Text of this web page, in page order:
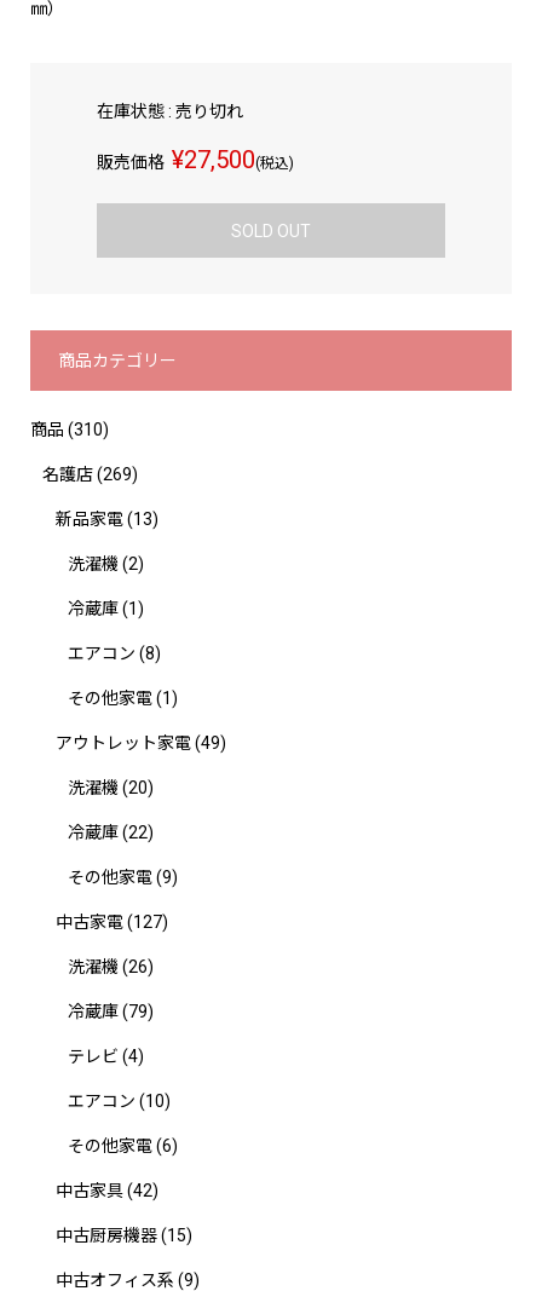
㎜）
在庫状態 : 売り切れ
販売価格 ¥27,500(税込)
SOLD OUT
商品カテゴリー
商品 (310)
名護店(269)
新品家電(13)
洗濯機 (2)
冷蔵庫(1)
エアコン (8)
その他家電(1)
アウトレット家電(49)
洗濯機 (20)
冷蔵庫(22)
その他家電(9)
中古家電(127)
洗濯機 (26)
冷蔵庫(79)
テレビ (4)
エアコン (10)
その他家電(6)
中古家具(42)
中古厨房機器(15)
中古オフィス系 (9)